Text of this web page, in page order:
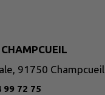
91750 Champcueil
99 72 75